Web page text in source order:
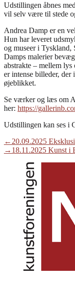
Udstillingen åbnes
vil selv være til stede
Andrea Damp er en
Hun har leveret
og museer i Tyskland,
Damps malerier
abstrakte – mellem
er intense billeder,
øjeblikket.
Se værker og læs om
her: https://
Udstillingen kan ses i
← Previous
post:
20.09.2025
→ Next
18.11.2025 Kunst i